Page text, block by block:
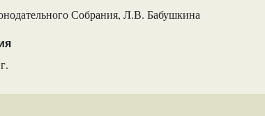
Собрания, Л.В. Бабушкина